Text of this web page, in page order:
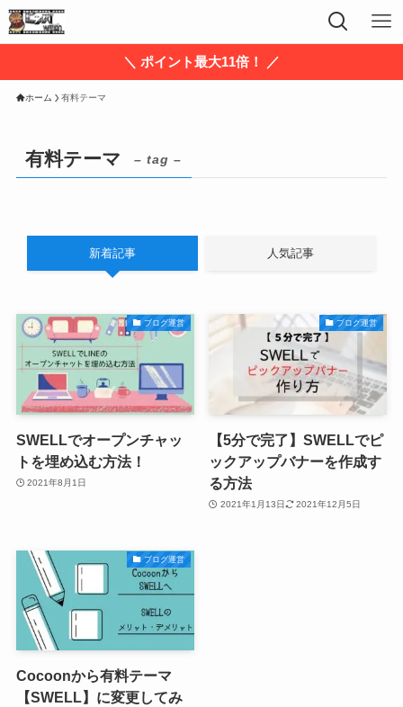
＼ ポイント最大11倍！ ／
ホーム 有料テーマ
有料テーマ – tag –
新着記事 人気記事
ブログ運営
SWELLでオープンチャッ
トを埋め込む方法！
2021年8月1日
ブログ運営
【5分で完了】SWELLでピ
ックアップバナーを作成す
る方法
2021年1月13日 2021年12月5日
ブログ運営
Cocoonから有料テーマ
【SWELL】に変更してみ